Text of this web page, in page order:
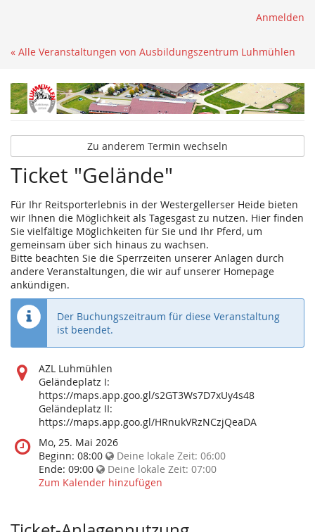
Anmelden
« Alle Veranstaltungen von Ausbildungszentrum Luhmühlen
Zu anderem Termin wechseln
Ticket "Gelände"
Für Ihr Reitsporterlebnis in der Westergellerser Heide bieten
wir Ihnen die Möglichkeit als Tagesgast zu nutzen. Hier finden
Sie vielfältige Möglichkeiten für Sie und Ihr Pferd, um
gemeinsam über sich hinaus zu wachsen.
Bitte beachten Sie die Sperrzeiten unserer Anlagen durch
andere Veranstaltungen, die wir auf unserer Homepage
ankündigen.
Der Buchungszeitraum für diese Veranstaltung
ist beendet.
Wo
findet
diese
Veranstaltung
statt?
AZL Luhmühlen
Geländeplatz I:
https://maps.app.goo.gl/s2GT3Ws7D7xUy4s48
Geländeplatz II:
https://maps.app.goo.gl/HRnukVRzNCzjQeaDA
Wann
findet
diese
Veranstaltung
Mo, 25. Mai 2026
Beginn: 08:00 Deine lokale Zeit: 06:00
Ende: 09:00 Deine lokale Zeit: 07:00
Zum Kalender hinzufügen